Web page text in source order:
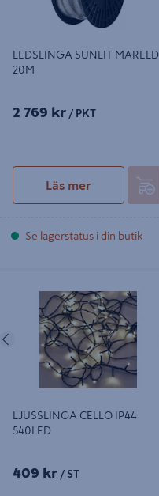
LEDSLINGA SUNLIT MARELD
20M
2 769 kr / PKT
Läs mer
Se lagerstatus i din butik
Föregående
LJUSSLINGA CELLO IP44
540LED
409 kr / ST